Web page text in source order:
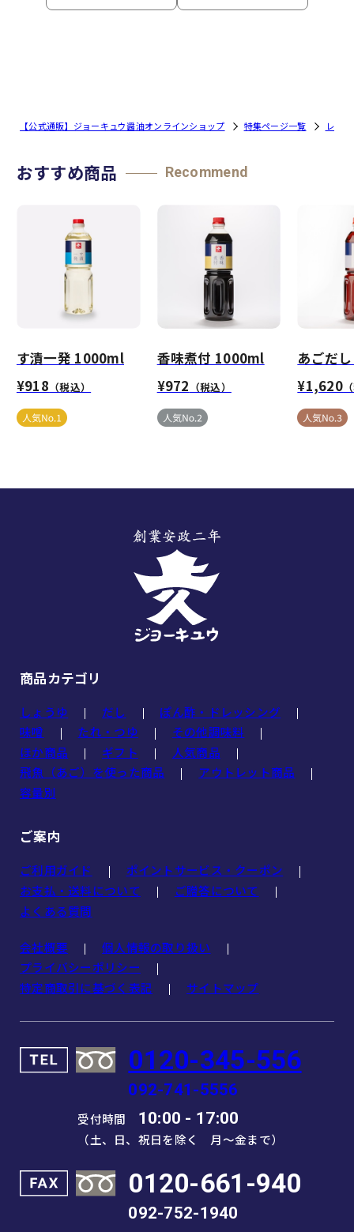
【公式通販】ジョーキュウ醤油オンラインショップ 特集ページ一覧 レシピ
おすすめ商品 Recommend
す漬一発 1000ml
¥918 （税込）
香味煮付 1000ml
¥972 （税込）
あごだ
¥1,620
商品カテゴリ
しょうゆ だし
ぽん酢・ドレッシング
味噌
たれ・つゆ
その他調味料
ほか商品
ギフト
人気商品
飛魚（あご）を使った商品
アウトレット商品
容量別
ご案内
ご利用ガイド
ポイントサービス・クーポン
お支払・送料について
ご贈答について
よくある質問
会社概要
個人情報の取り扱い
プライバシーポリシー
特定商取引に基づく表記
サイトマップ
0120-345-556
092-741-5556
受付時間 10:00 - 17:00
（土、日、祝日を除く 月～金まで）
0120-661-940
092-752-1940